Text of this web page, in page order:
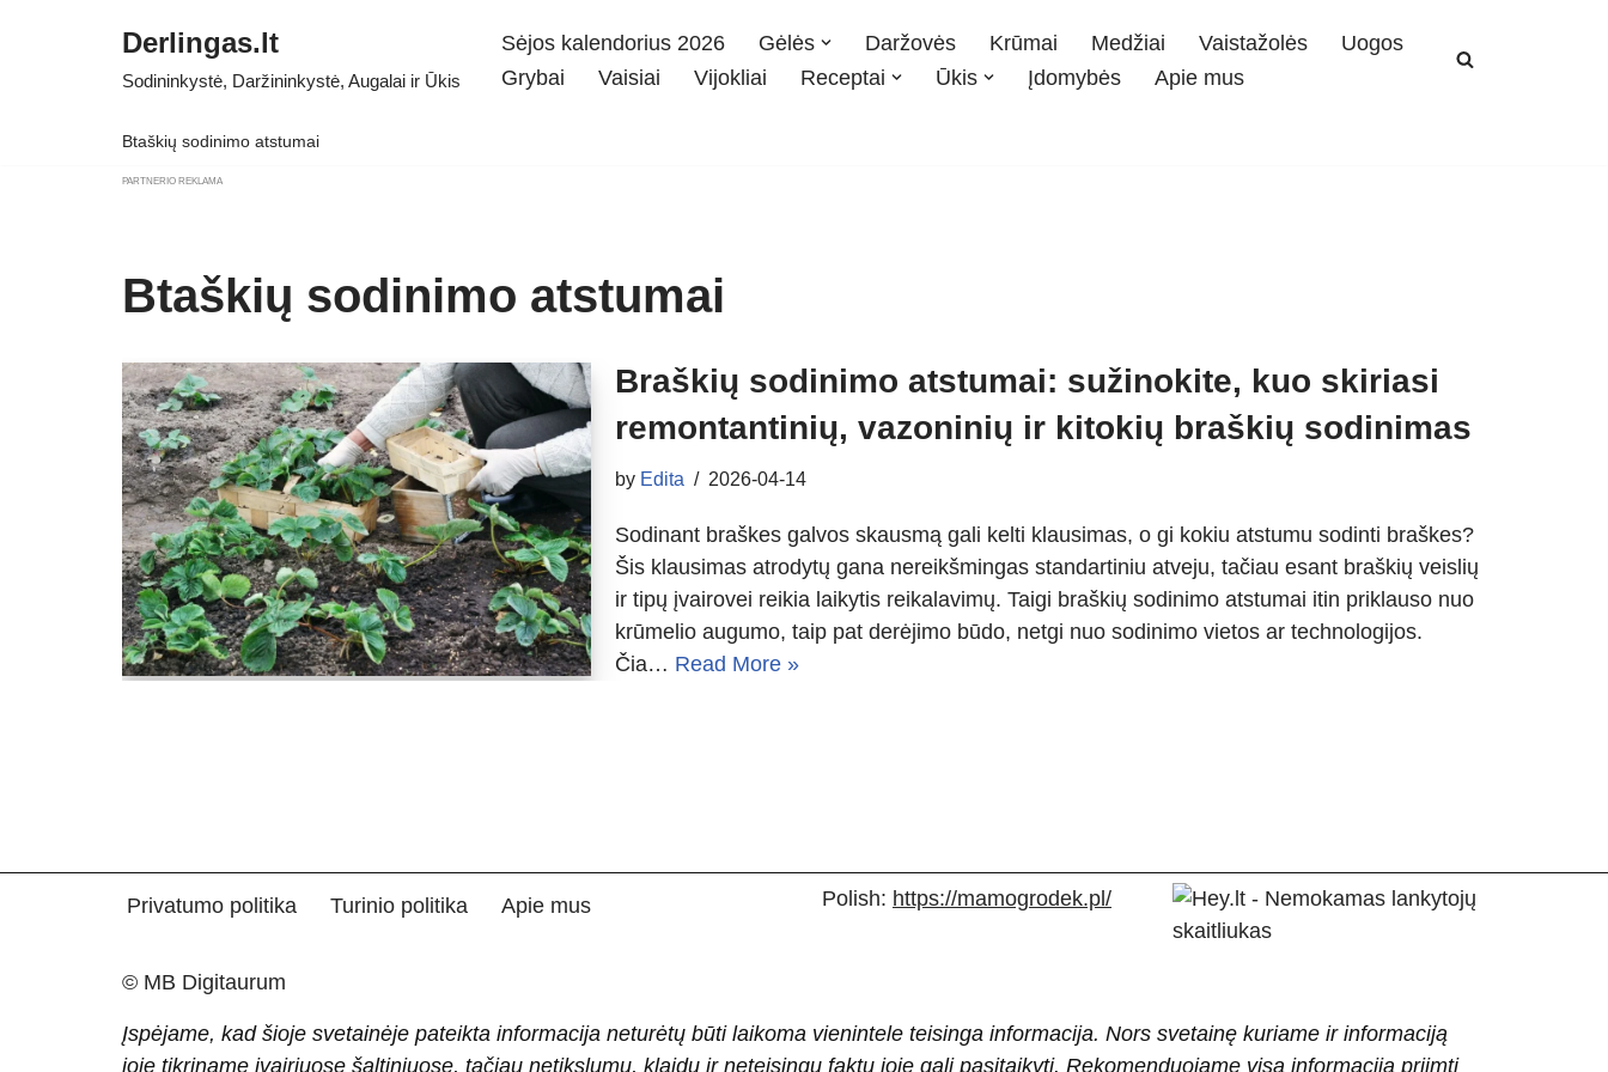
Derlingas.lt
Sodininkystė, Daržininkystė, Augalai ir Ūkis
Sėjos kalendorius 2026 Gėlės Daržovės Krūmai Medžiai Vaistažolės
Uogos
Grybai
Vaisiai Vijokliai Receptai Ūkis Įdomybės Apie mus
Btaškių sodinimo atstumai
PARTNERIO REKLAMA
Btaškių sodinimo atstumai
Braškių sodinimo atstumai: sužinokite, kuo skiriasi
remontantinių, vazoninių ir kitokių braškių sodinimas
by Edita 2026-04-14
Sodinant braškes galvos skausmą gali kelti klausimas, o gi kokiu atstumu sodinti braškes?
Šis klausimas atrodytų gana nereikšmingas standartiniu atveju, tačiau esant braškių veislių
ir tipų įvairovei reikia laikytis reikalavimų. Taigi braškių sodinimo atstumai itin priklauso nuo
krūmelio augumo, taip pat derėjimo būdo, netgi nuo sodinimo vietos ar technologijos.
Čia… Read More »
Privatumo politika Turinio politika Apie mus Polish: https://mamogrodek.pl/
© MB Digitaurum
Įspėjame, kad šioje svetainėje pateikta informacija neturėtų būti laikoma vienintele teisinga informacija. Nors svetainę kuriame ir informaciją
joje tikriname įvairiuose šaltiniuose, tačiau netikslumų, klaidų ir neteisingų faktų joje gali pasitaikyti. Rekomenduojame visą informaciją priimti